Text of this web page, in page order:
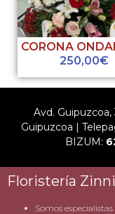
CORONA
250,00€
Avd.
Guipuzcoa |
BIZUM:
Floristería
Somos especialistas